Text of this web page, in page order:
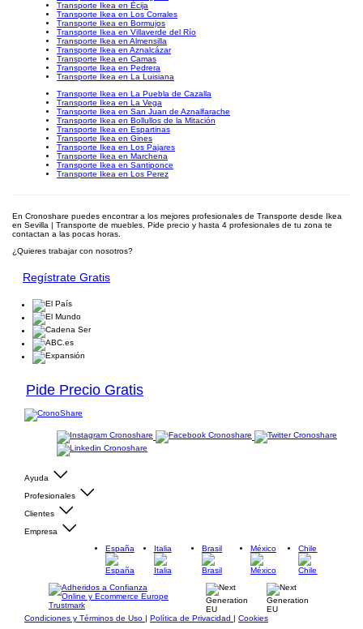
Transporte Ikea en Écija
Transporte Ikea en Los Corrales
Transporte Ikea en Bormujos
Transporte Ikea en Villaverde del Río
Transporte Ikea en Almensilla
Transporte Ikea en Aznalcázar
Transporte Ikea en Camas
Transporte Ikea en Pedrera
Transporte Ikea en La Luisiana
Transporte Ikea en La Puebla de Cazalla
Transporte Ikea en La Vega
Transporte Ikea en San Juan de Aznalfarache
Transporte Ikea en Bollullos de la Mitación
Transporte Ikea en Espartinas
Transporte Ikea en Gines
Transporte Ikea en Los Pajares
Transporte Ikea en Marchena
Transporte Ikea en Santiponce
Transporte Ikea en Los Perez
En Cronoshare puedes encontrar a los mejores profesionales de Transporte desde Ikea
en Sevilla | Transporte de muebles. Pide precio y hasta 4 profesionales de tu zona te
contactan a las pocas horas.
¿Quieres trabajar con nosotros?
Regístrate Gratis
Pide Precio Gratis
Ayuda
Profesionales
Clientes
Empresa
España
Italia Brasil México Chile
Condiciones y Términos de Uso | Política de Privacidad | Cookies